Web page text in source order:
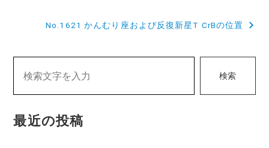
ゲ
ー
ョ
No.1621 かんむり座および反復新星T CrBの位置
検索
最近の投稿